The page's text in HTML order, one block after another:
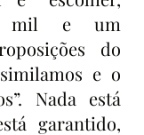
mil e um
do
e o
Nada está
garantido,